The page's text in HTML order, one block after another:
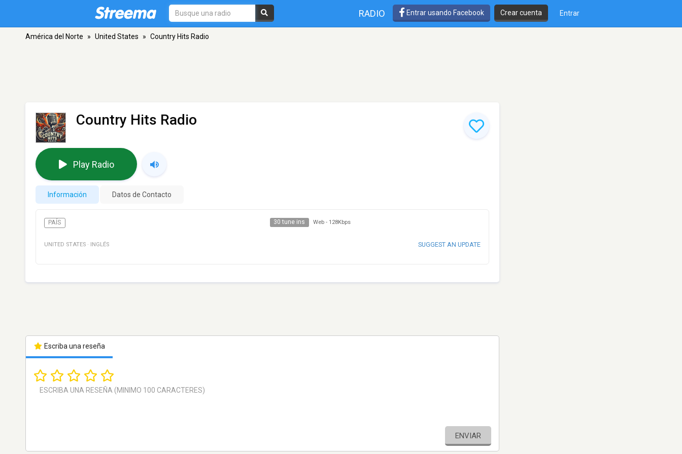
RADIO Entrar usando Facebook Crear cuenta Entrar
América del Norte » United States » Country Hits Radio
Country Hits Radio
Play Radio
Información Datos de Contacto
PAÍS 30 tune ins Web - 128Kbps
UNITED STATES · INGLÉS SUGGEST AN UPDATE
Escriba una reseña
ENVIAR